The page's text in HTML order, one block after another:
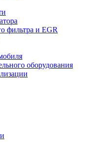
фильтра и EGR
оборудования